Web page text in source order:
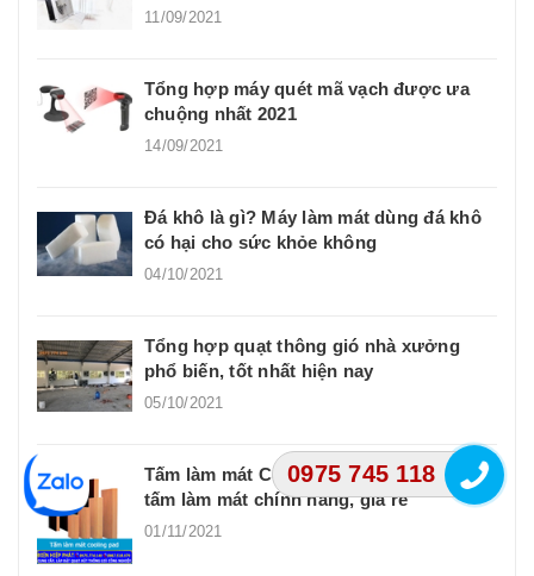
11/09/2021
Tổng hợp máy quét mã vạch được ưa
chuộng nhất 2021
14/09/2021
Đá khô là gì? Máy làm mát dùng đá khô
có hại cho sức khỏe không
04/10/2021
Tổng hợp quạt thông gió nhà xưởng
phổ biến, tốt nhất hiện nay
05/10/2021
Tấm làm mát Cooling Pad là gì? Bán
tấm làm mát chính hãng, giá rẻ
01/11/2021
0975 745 118